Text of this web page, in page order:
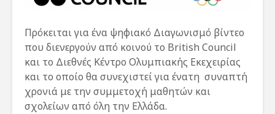
Πρόκειται για ένα ψηφιακό Διαγωνισμό βίντεο
που διενεργούν από κοινού το British Council
και το Διεθνές Κέντρο Ολυμπιακής Εκεχειρίας
και το οποίο θα συνεχιστεί για ένατη συναπτή
χρονιά με την συμμετοχή μαθητών και
σχολείων από όλη την Ελλάδα.